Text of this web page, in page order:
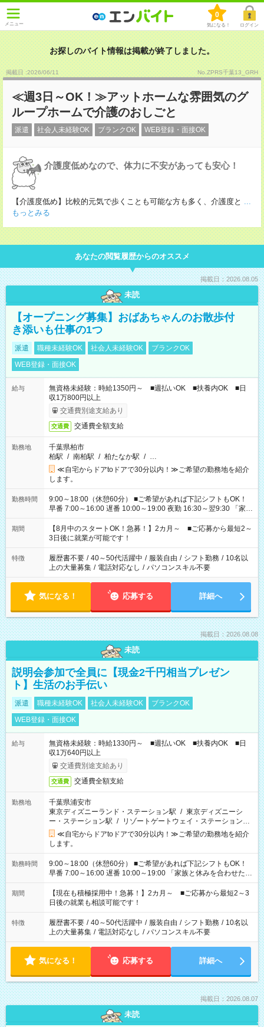
メニュー
0
気になる！ ログイン
お探しのバイト情報は掲載が終了しました。
掲載日 :2026/06/11 No.ZPRS千葉13_GRH
≪週3日～OK！≫アットホームな雰囲気のグ
ループホームで介護のおしごと
派遣 社会人未経験OK ブランクOK WEB登録・面接OK
介護度低めなので、体力に不安があっても安心！
【介護度低め】比較的元気で歩くことも可能な方も多く、介護度と ...
もっとみる
あなたの閲覧履歴からのオススメ
掲載日：2026.08.05
未読
【オープニング募集】おばあちゃんのお散歩付
き添いも仕事の1つ
派遣 職種未経験OK 社会人未経験OK
ブランクOK
WEB登録・面接OK
給与
無資格未経験：時給1350円～ ■週払いOK ■扶養内OK ■日
収1万800円以上
交通費別途支給あり
交通費 交通費全額支給
勤務地
千葉県柏市
柏駅 / 南柏駅 / 柏たなか駅 / …
≪自宅からドアtoドアで30分以内！≫ご希望の勤務地を紹介
します。
勤務時間
9:00～18:00（休憩60分） ■ご希望があれば下記シフトもOK！
早番 7:00～16:00 遅番 10:00～19:00 夜勤 16:30～翌9:30 「家族
と休みを合わせたい」 「余裕を持って夕飯の準備がしたい」
「できれば残業はしたくない」 など、ご希望を教えてください
ね。 ※Wワーク希望の方へ 今ご覧のお仕事で希望する勤務時間
と、もう1つのお仕事の勤務時間。 合計で週40時間を超える場
合は応募できません。
期間
【8月中のスタートOK！急募！】2カ月～ ■ご応募から最短2～
3日後に就業が可能です！
特徴 履歴書不要 / 40～50代活躍中 / 服装自由 / シフト勤務 / 10名以
上の大量募集 / 電話対応なし / パソコンスキル不要
気になる！ 応募する 詳細へ
掲載日：2026.08.08
未読
説明会参加で全員に【現金2千円相当プレゼン
ト】生活のお手伝い
派遣 職種未経験OK 社会人未経験OK
ブランクOK
WEB登録・面接OK
給与
無資格未経験：時給1330円～ ■週払いOK ■扶養内OK ■日
収1万640円以上
交通費別途支給あり
交通費 交通費全額支給
勤務地
千葉県浦安市
東京ディズニーランド・ステーション駅 / 東京ディズニーシ
ー・ステーション駅 / リゾートゲートウェイ・ステーション駅
/
…
≪自宅からドアtoドアで30分以内！≫ご希望の勤務地を紹介
します。
勤務時間
9:00～18:00（休憩60分） ■ご希望があれば下記シフトもOK！
早番 7:00～16:00 遅番 10:00～19:00 「家族と休みを合わせた
い」 「余裕を持って夕飯の準備がしたい」 「できれば残業はし
たくない」 など、ご希望を教えてくださいね。 ※Wワーク希望
の方へ 今ご覧のお仕事で希望する勤務時間と、もう1つのお仕事
の勤務時間。 合計で週40時間を超える場合は応募できません。
期間
【現在も積極採用中！急募！】2カ月～ ■ご応募から最短2～3
日後の就業も相談可能です！
特徴 履歴書不要 / 40～50代活躍中 / 服装自由 / シフト勤務 / 10名以
上の大量募集 / 電話対応なし / パソコンスキル不要
気になる！ 応募する 詳細へ
掲載日：2026.08.07
未読